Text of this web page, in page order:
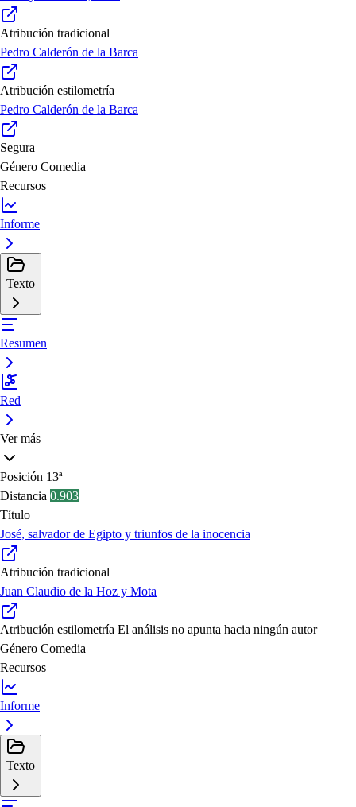
Atribución tradicional
Pedro Calderón de la Barca
Atribución estilometría
Pedro Calderón de la Barca
Segura
Género Comedia
Recursos
Informe
Texto
Resumen
Red
Ver más
Posición 13ª
Distancia 0.903
Título
José, salvador de Egipto y triunfos de la inocencia
Atribución tradicional
Juan Claudio de la Hoz y Mota
Atribución estilometría El análisis no apunta hacia ningún autor
Género Comedia
Recursos
Informe
Texto